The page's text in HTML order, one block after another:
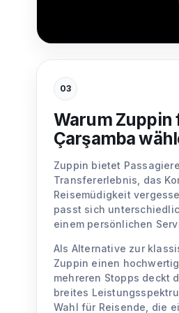
die Fahrzeit je nach
Beim privaten
wirtschaftlich sind, stellt
Lösungen für
als auch für
03
Warum Zuppin
Çarşamba
Zuppin bietet
Transfererlebnis, das
Reisemüdigkeit
passt sich
einem persönlichen
Als Alternative zur
Zuppin einen
mehreren Stopps deckt
breites
Wahl für Reisende, die